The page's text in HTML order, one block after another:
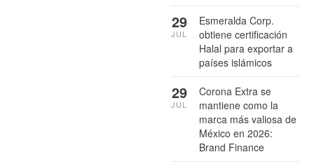
Esmeralda Corp.
obtiene certificación
Halal para exportar a
países islámicos
29
JUL
Corona Extra se
mantiene como la
marca más valiosa de
México en 2026:
Brand Finance
29
JUL